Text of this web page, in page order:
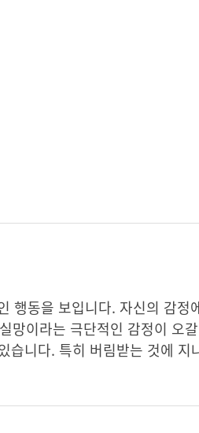
행동을 보입니다. 자신의 감정
망이라는 극단적인 감정이 오
니다. 특히 버림받는 것에 지